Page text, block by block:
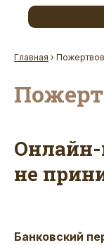
Главная ›
не
Банковский